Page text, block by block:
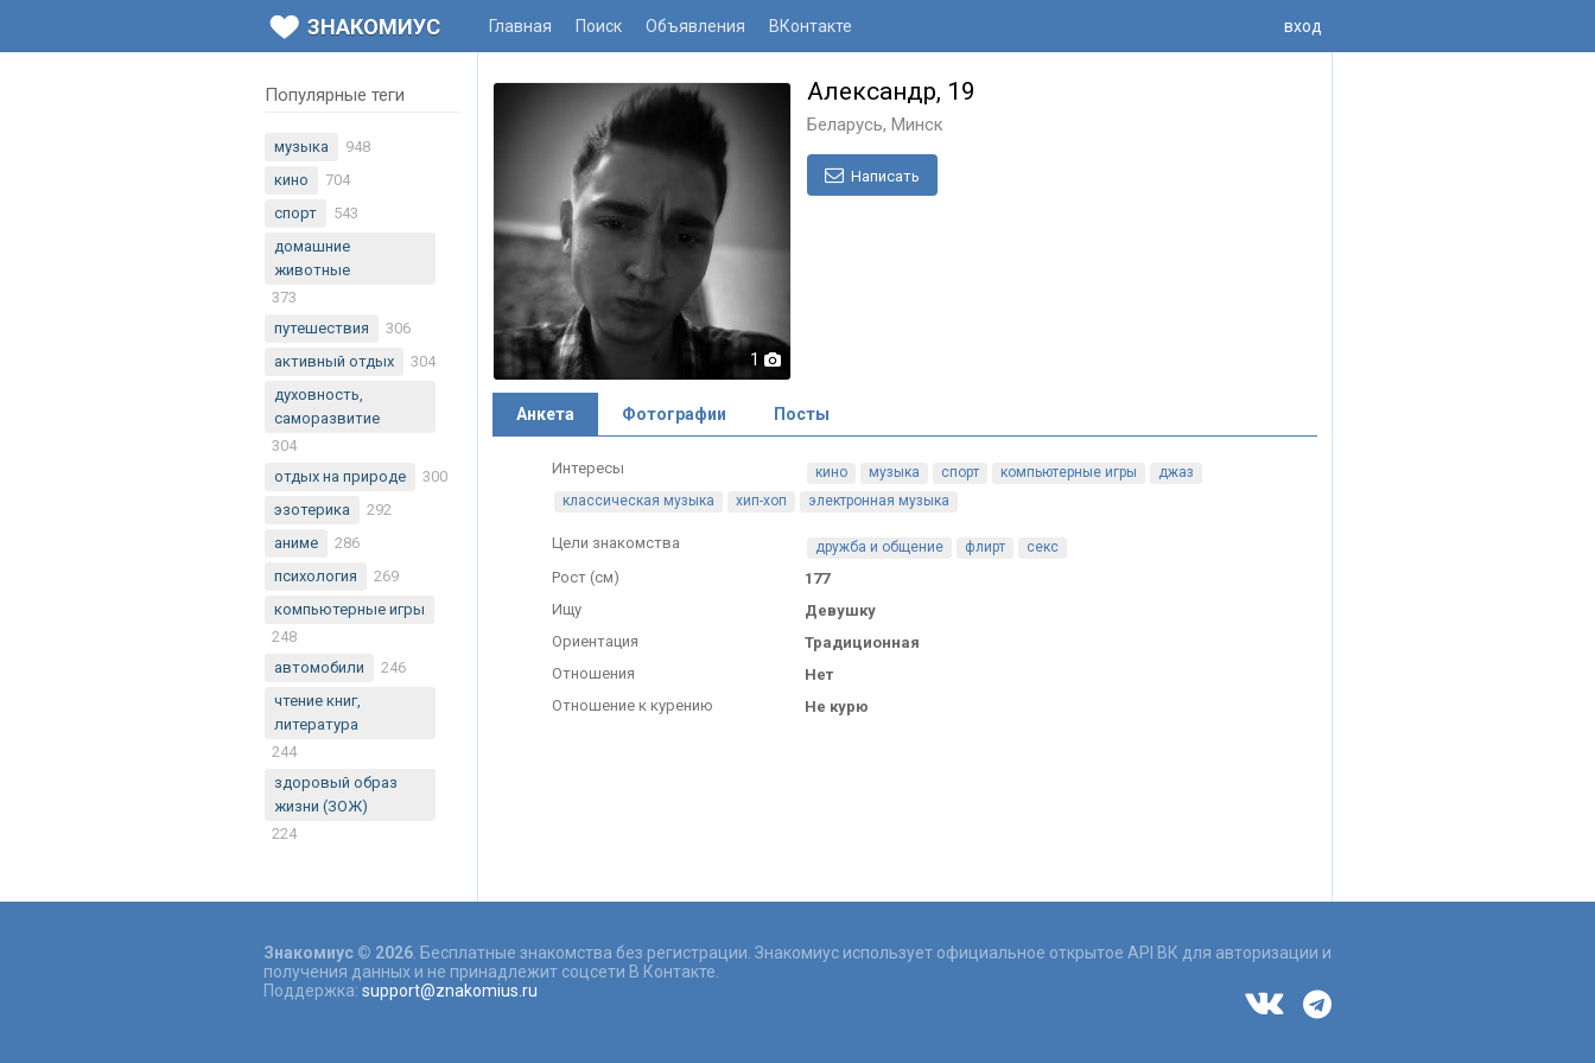
ЗНАКОМИУС Главная Поиск Объявления ВКонтакте вход
1
Александр, 19
Беларусь, Минск
Написать
Анкета Фотографии Посты
Интересы кино музыка спорт компьютерные игры
джаз
классическая музыка
хип-хоп электронная музыка
Цели знакомства дружба и общение флирт секс
Рост (см)
177
Ищу
Девушку
Ориентация
Традиционная
Отношения
Нет
Отношение к курению
Не курю
Популярные теги
музыка
948
кино
704
спорт
543
домашние
животные
373
путешествия
306
активный отдых
304
духовность,
саморазвитие
304
отдых на природе
300
эзотерика
292
аниме
286
психология
269
компьютерные игры
248
автомобили
246
чтение книг,
литература
244
здоровый образ
жизни (ЗОЖ)
224
Знакомиус © 2026 . Бесплатные знакомства без регистрации. Знакомиус использует официальное открытое API ВК для авторизации и
получения данных и не принадлежит соцсети В Контакте.
Поддержка: support@znakomius.ru